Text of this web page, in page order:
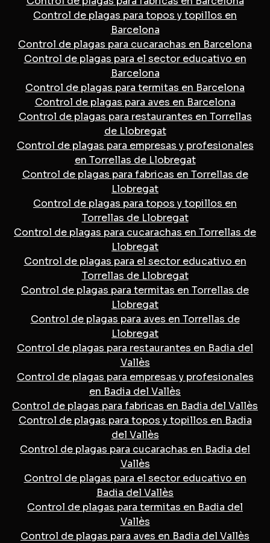
Control de plagas para topos y topillos en
Barcelona
Control de plagas para cucarachas en Barcelona
Control de plagas para el sector educativo en
Barcelona
Control de plagas para termitas en Barcelona
Control de plagas para aves en Barcelona
Control de plagas para restaurantes en Torrellas
de Llobregat
Control de plagas para empresas y profesionales
en Torrellas de Llobregat
Control de plagas para fabricas en Torrellas de
Llobregat
Control de plagas para topos y topillos en
Torrellas de Llobregat
Control de plagas para cucarachas en Torrellas de
Llobregat
Control de plagas para el sector educativo en
Torrellas de Llobregat
Control de plagas para termitas en Torrellas de
Llobregat
Control de plagas para aves en Torrellas de
Llobregat
Control de plagas para restaurantes en Badia del
Vallès
Control de plagas para empresas y profesionales
en Badia del Vallès
Control de plagas para fabricas en Badia del Vallès
Control de plagas para topos y topillos en Badia
del Vallès
Control de plagas para cucarachas en Badia del
Vallès
Control de plagas para el sector educativo en
Badia del Vallès
Control de plagas para termitas en Badia del
Vallès
Control de plagas para aves en Badia del Vallès